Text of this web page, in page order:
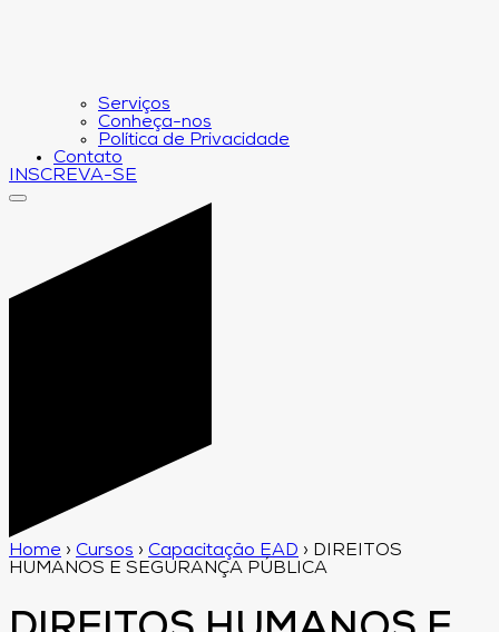
Serviços
Conheça-nos
Política de Privacidade
Contato
INSCREVA-SE
Home › Cursos › Capacitação EAD › DIREITOS
HUMANOS E SEGURANÇA PÚBLICA